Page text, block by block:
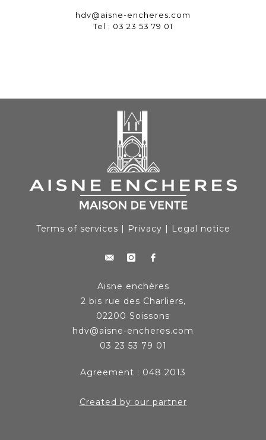
hdv@aisne-encheres.com
Tel : 03 23 53 79 01
Terms of services | Privacy | Legal notice
Aisne enchères
2 bis rue des Charliers,
02200 Soissons
hdv@aisne-encheres.com
03 23 53 79 01
Agreement : 048 2013
Created by our partner